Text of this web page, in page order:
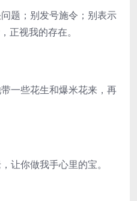
题；别发号施令；别表示
正视我的存在。
一些花生和爆米花来，再
让你做我手心里的宝。